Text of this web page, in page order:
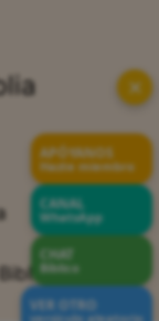
✕
APÓYANOS
Hazte miembro
CANAL
WhatsApp
CHAT
Bíblico
VER OTRO
versículo aleatorio